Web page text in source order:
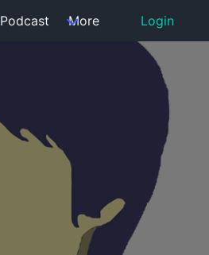
Podcast More Login